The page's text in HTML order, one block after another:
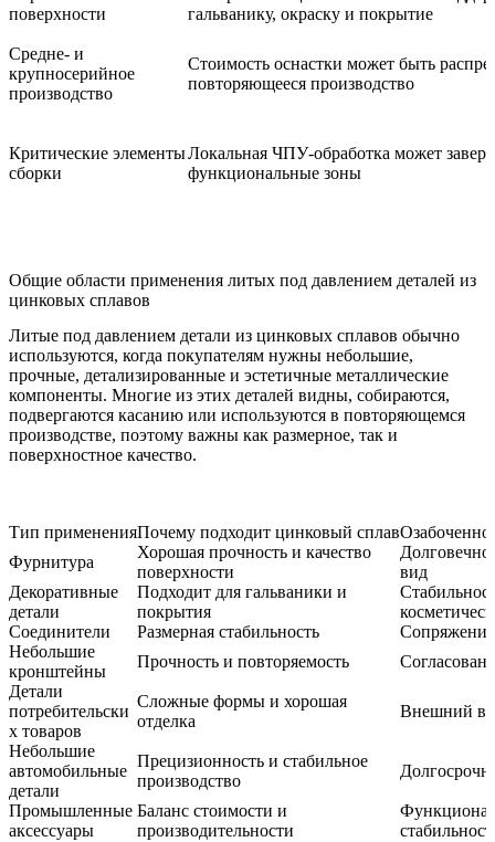
поверхности
гальванику, окраску и покрытие
Средне- и
крупносерийное
производство
Стоимость оснастки может быть
повторяющееся производство
Критические элементы
сборки
Локальная ЧПУ-обработка может
функциональные зоны
Общие области применения литых под давлением деталей из
цинковых сплавов
Литые под давлением детали из цинковых сплавов обычно
используются, когда покупателям нужны небольшие,
прочные, детализированные и эстетичные металлические
компоненты. Многие из этих деталей видны, собираются,
подвергаются касанию или используются в повторяющемся
производстве, поэтому важны как размерное, так и
поверхностное качество.
Тип примененияПочему подходит цинковый сплав
Фурнитура
Хорошая прочность и качество
поверхности
вид
Декоративные
детали
Подходит для гальваники и
покрытия
Соединители
Размерная стабильность
Небольшие
кронштейны
Прочность и повторяемость
Детали
потребительски
х товаров
Сложные формы и хорошая
отделка
Внешний
Небольшие
автомобильные
детали
Прецизионность и стабильное
производство
Промышленные
аксессуары
Баланс стоимости и
производительности